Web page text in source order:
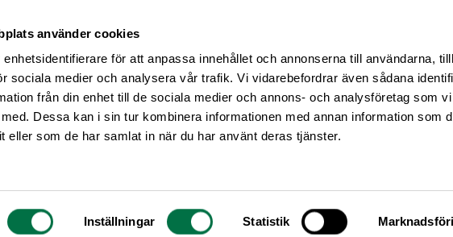
använder cookies
enhetsidentifierare för att anpassa innehållet och annonserna till användarna,
sociala medier och analysera vår trafik. Vi vidarebefordrar även sådana
från din enhet till de sociala medier och annons- och analysföretag som vi
Dessa kan i sin tur kombinera informationen med annan information som
eller som de har samlat in när du har använt deras tjänster.
Inställningar Statistik
2007